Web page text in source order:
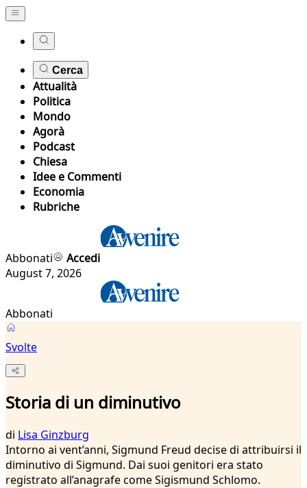
Cerca
Attualità
Politica
Mondo
Agorà
Podcast
Chiesa
Idee e Commenti
Economia
Rubriche
Abbonati
Accedi
August 7, 2026
Abbonati
Svolte
Storia di un diminutivo
di Lisa Ginzburg
Intorno ai vent’anni, Sigmund Freud decise di attribuirsi il
diminutivo di Sigmund. Dai suoi genitori era stato
registrato all’anagrafe come Sigismund Schlomo.